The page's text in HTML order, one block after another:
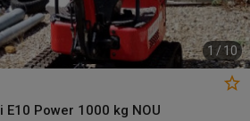
1 / 10
Power 1000 kg NOU